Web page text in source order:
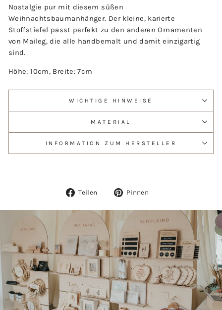
Nostalgie pur mit diesem süßen
Weihnachtsbaumanhänger. Der kleine, karierte
Stoffstiefel passt perfekt zu den anderen Ornamenten
von Maileg, die alle handbemalt und damit einzigartig
sind.
Höhe: 10cm, Breite: 7cm
WICHTIGE HINWEISE
MATERIAL
INFORMATION ZUM HERSTELLER
Teilen
Auf
Pinnen